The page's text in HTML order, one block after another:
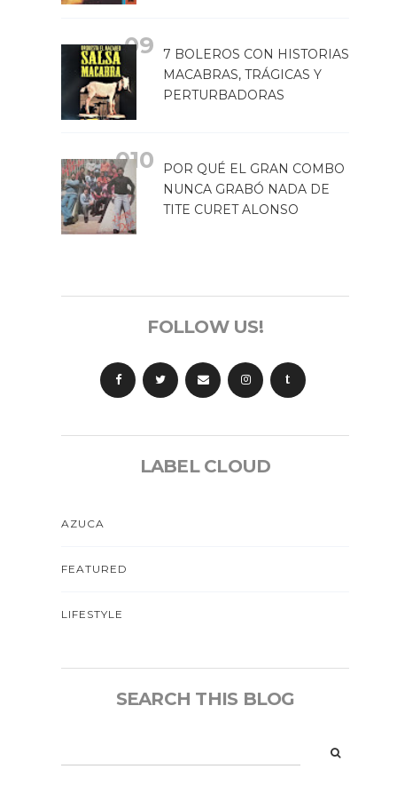
7 BOLEROS CON HISTORIAS
MACABRAS, TRÁGICAS Y
PERTURBADORAS
POR QUÉ EL GRAN COMBO
NUNCA GRABÓ NADA DE
TITE CURET ALONSO
FOLLOW US!
t
LABEL CLOUD
AZUCA
FEATURED
LIFESTYLE
SEARCH THIS BLOG